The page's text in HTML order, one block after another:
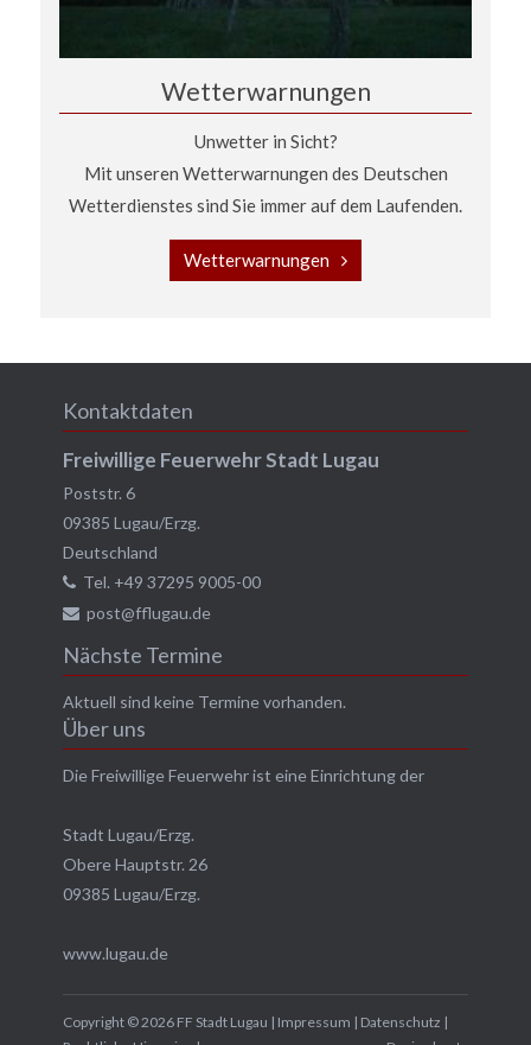
Wetterwarnungen
Unwetter in Sicht?
Mit unseren Wetterwarnungen des Deutschen
Wetterdienstes sind Sie immer auf dem Laufenden.
Wetterwarnungen
Kontaktdaten
Freiwillige Feuerwehr Stadt Lugau
Poststr. 6
09385 Lugau/Erzg.
Deutschland
Tel. +49 37295 9005-00
post@fflugau.de
Nächste Termine
Aktuell sind keine Termine vorhanden.
Über uns
Die Freiwillige Feuerwehr ist eine Einrichtung der
Stadt Lugau/Erzg.
Obere Hauptstr. 26
09385 Lugau/Erzg.
www.lugau.de
Copyright © 2026 FF Stadt Lugau | Impressum | Datenschutz |
Diese Seite verwendet Cookies. Indem Sie diese Seite benutzen,
erklären Sie sich damit einverstanden.
Verstanden!